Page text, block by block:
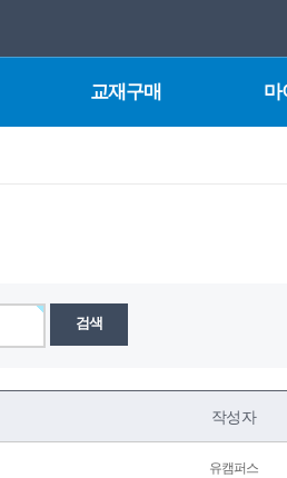
교재구매 마
검색
작성자
유캠퍼스